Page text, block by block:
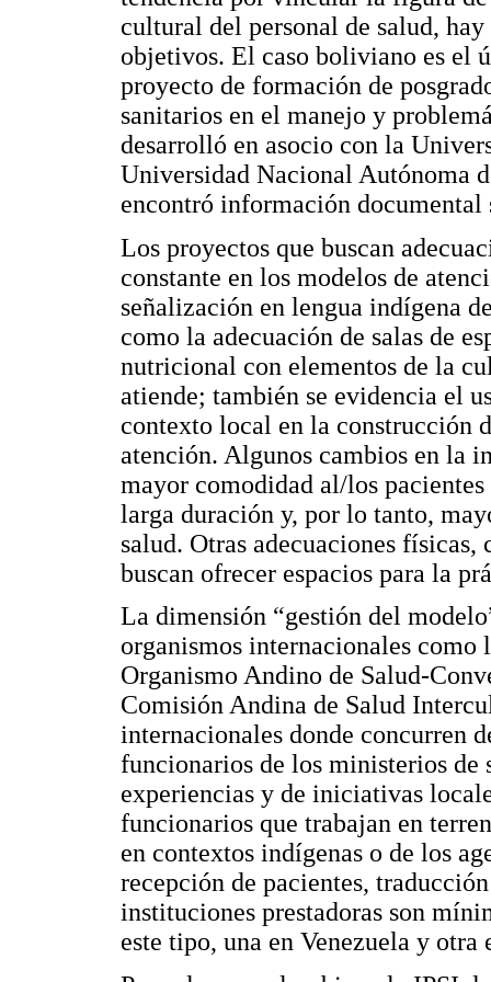
cultural del personal de salud,
objetivos. El caso boliviano es el
proyecto de formación de
sanitarios en el manejo y
desarrolló en asocio con la
Universidad Nacional Autónoma
encontró información documental
Los proyectos que buscan
constante en los modelos de
señalización en lengua indígena
como la adecuación de salas de
nutricional con elementos de la
atiende; también se evidencia el
contexto local en la construcción
atención. Algunos cambios en la
mayor comodidad al/los
larga duración y, por lo tanto,
salud. Otras adecuaciones
buscan ofrecer espacios para la
La dimensión “gestión del
organismos internacionales
Organismo Andino de Salud-
Comisión Andina de Salud
internacionales donde concurren
funcionarios de los ministerios de
experiencias y de iniciativas
funcionarios que trabajan en
en contextos indígenas o de los
recepción de pacientes,
instituciones prestadoras son
este tipo, una en Venezuela y otra